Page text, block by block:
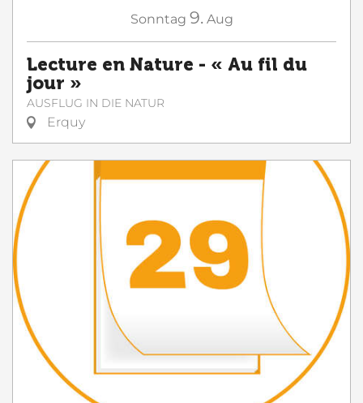
Sonntag 9. Aug
Lecture en Nature - « Au fil du
jour »
AUSFLUG IN DIE NATUR
Erquy